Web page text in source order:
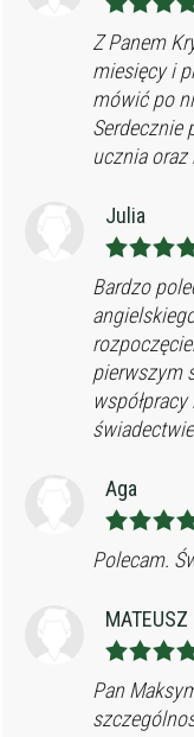
Z Panem
miesięcy i
mówić po
Serdecznie
ucznia oraz
Julia
Bardzo
pierwszym
Aga
Polecam.
MATEUSZ
Pan